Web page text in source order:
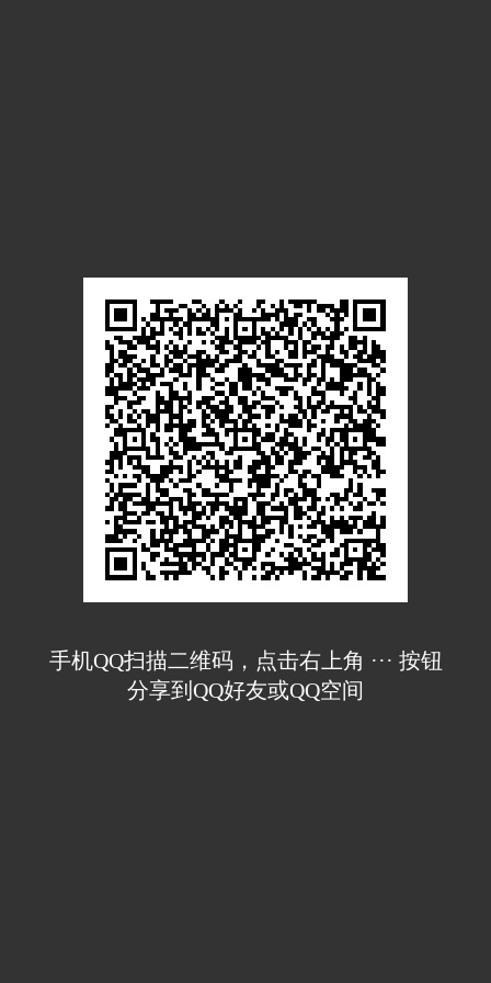
手机QQ扫描二维码，点击右上角 ··· 按钮
分享到QQ好友或QQ空间